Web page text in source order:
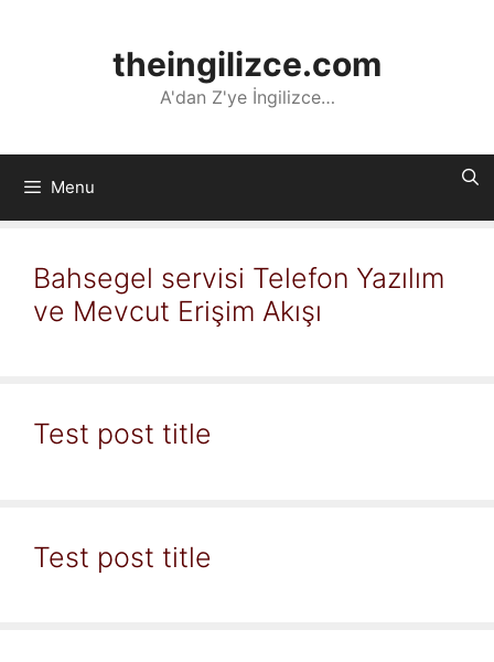
theingilizce.com
A'dan Z'ye İngilizce…
Menu
Bahsegel servisi Telefon Yazılım
ve Mevcut Erişim Akışı
Test post title
Test post title